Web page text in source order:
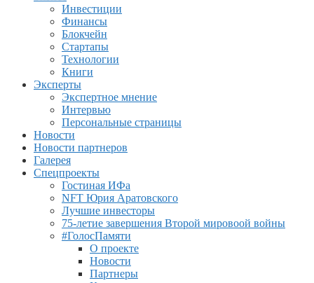
Инвестиции
Финансы
Блокчейн
Стартапы
Технологии
Книги
Эксперты
Экспертное мнение
Интервью
Персональные страницы
Новости
Новости партнеров
Галерея
Спецпроекты
Гостиная ИФа
NFT Юрия Аратовского
Лучшие инвесторы
75-летие завершения Второй мировоой войны
#ГолосПамяти
О проекте
Новости
Партнеры